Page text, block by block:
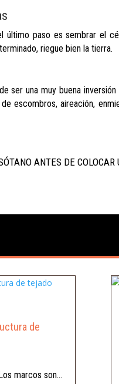
último paso es sembrar el
riegue bien la tierra.
ser una muy buena
escombros, aireación,
ANTES DE COLOCAR
de
marcos son...